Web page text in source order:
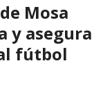
Mosa
y asegura
fútbol